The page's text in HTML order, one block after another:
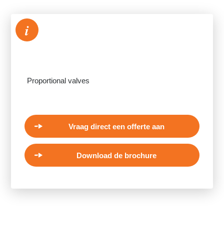
i
Proportional valves
Vraag direct een offerte aan
Download de brochure